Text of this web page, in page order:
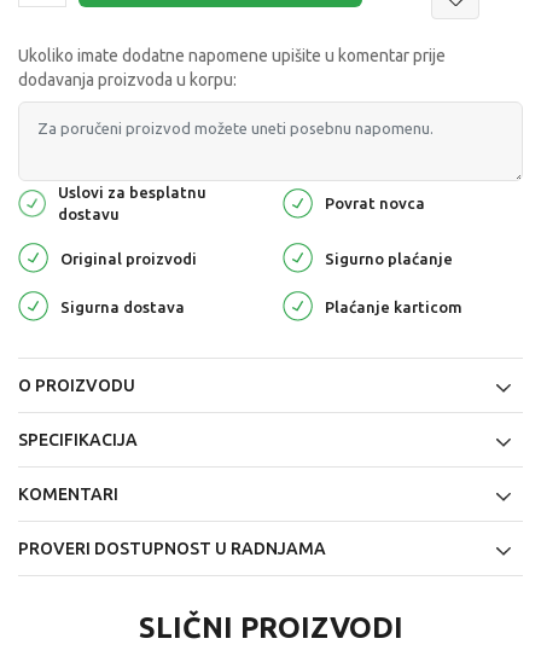
Ukoliko imate dodatne napomene upišite u komentar prije
dodavanja proizvoda u korpu:
Uslovi za besplatnu
dostavu
Povrat novca
Original proizvodi Sigurno plaćanje
Sigurna dostava Plaćanje karticom
O PROIZVODU
SPECIFIKACIJA
KOMENTARI
PROVERI DOSTUPNOST U RADNJAMA
SLIČNI PROIZVODI